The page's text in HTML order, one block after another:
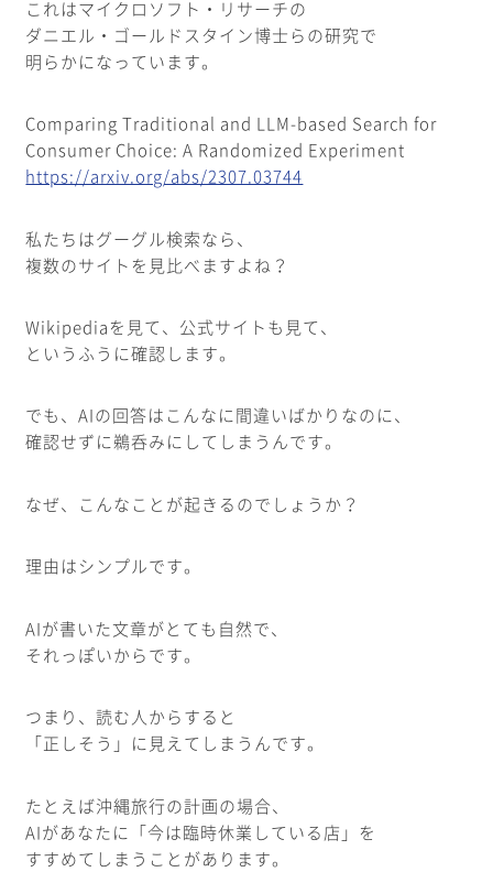
これはマイクロソフト・リサーチの
ダニエル・ゴールドスタイン博士らの研究で
明らかになっています。
Comparing Traditional and LLM-based Search for
Consumer Choice: A Randomized Experiment
https://arxiv.org/abs/2307.03744
私たちはグーグル検索なら、
複数のサイトを見比べますよね？
Wikipediaを見て、公式サイトも見て、
というふうに確認します。
でも、AIの回答はこんなに間違いばかりなのに、
確認せずに鵜呑みにしてしまうんです。
なぜ、こんなことが起きるのでしょうか？
理由はシンプルです。
AIが書いた文章がとても自然で、
それっぽいからです。
つまり、読む人からすると
「正しそう」に見えてしまうんです。
たとえば沖縄旅行の計画の場合、
AIがあなたに「今は臨時休業している店」を
すすめてしまうことがあります。